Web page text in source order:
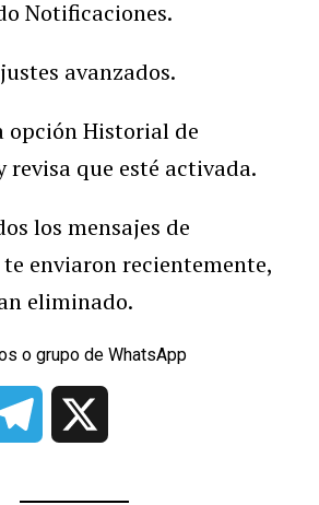
Notificaciones.
avanzados.
opción Historial de
revisa que esté activada.
los mensajes de
enviaron recientemente,
eliminado.
o grupo de WhatsApp
Telegram